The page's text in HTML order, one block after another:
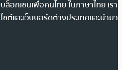
ล็อกเชนเพื่อคนไทย ในภาษาไทย เรา
และเว็บบอร์ดต่างประเทศและนำมา